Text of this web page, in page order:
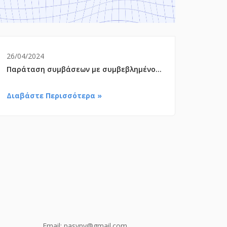
26/04/2024
Παράταση συμβάσεων με συμβεβλημένους παρόχους έως 30.6.2024
Διαβάστε Περισσότερα »